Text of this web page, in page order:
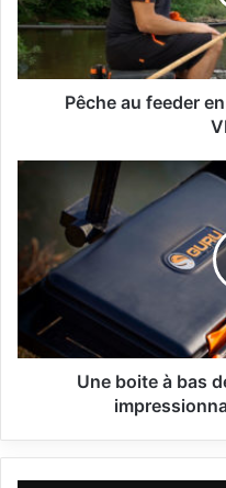
a
u
f
e
n
v
r
Pêche au feeder
e
à
Une boite à bas